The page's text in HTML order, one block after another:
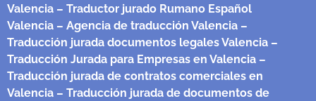
Valencia – Traductor jurado Rumano Español
Valencia – Agencia de traducción Valencia –
Traducción jurada documentos legales Valencia –
Traducción Jurada para Empresas en Valencia –
Traducción jurada de contratos comerciales en
Valencia – Traducción jurada de documentos de